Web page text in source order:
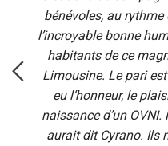
bénévoles, au
l’incroyable bonne
habitants de ce
Limousine. Le pari
eu l’honneur, le
naissance d’un OVNI.
aurait dit Cyrano. Ils